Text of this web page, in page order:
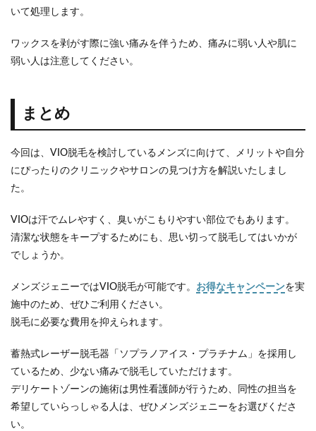
いて処理します。
ワックスを剥がす際に強い痛みを伴うため、痛みに弱い人や肌に
弱い人は注意してください。
まとめ
今回は、VIO脱毛を検討しているメンズに向けて、メリットや自分
にぴったりのクリニックやサロンの見つけ方を解説いたしまし
た。
VIOは汗でムレやすく、臭いがこもりやすい部位でもあります。
清潔な状態をキープするためにも、思い切って脱毛してはいかが
でしょうか。
メンズジェニーではVIO脱毛が可能です。 お得なキャンペーンを実
施中のため、ぜひご利用ください。
脱毛に必要な費用を抑えられます。
蓄熱式レーザー脱毛器「ソプラノアイス・プラチナム」を採用し
ているため、少ない痛みで脱毛していただけます。
デリケートゾーンの施術は男性看護師が行うため、同性の担当を
希望していらっしゃる人は、ぜひメンズジェニーをお選びくださ
い。